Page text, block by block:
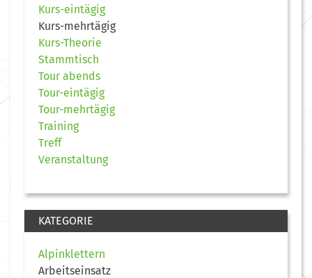
Kurs-eintägig
Kurs-mehrtägig
Kurs-Theorie
Stammtisch
Tour abends
Tour-eintägig
Tour-mehrtägig
Training
Treff
Veranstaltung
KATEGORIE
Alpinklettern
Arbeitseinsatz